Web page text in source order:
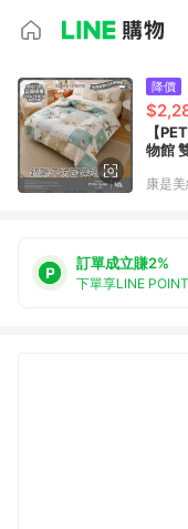
降價
【
物館
康是
訂單成立賺2%
下單享LINE